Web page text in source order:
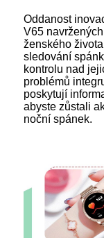
Oddanost
V65
ženského
sledování
kontrolu nad
problémů
poskytují
abyste zůstali
noční spánek.